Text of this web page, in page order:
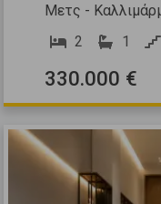
Μετς -
2
1
330.000 €